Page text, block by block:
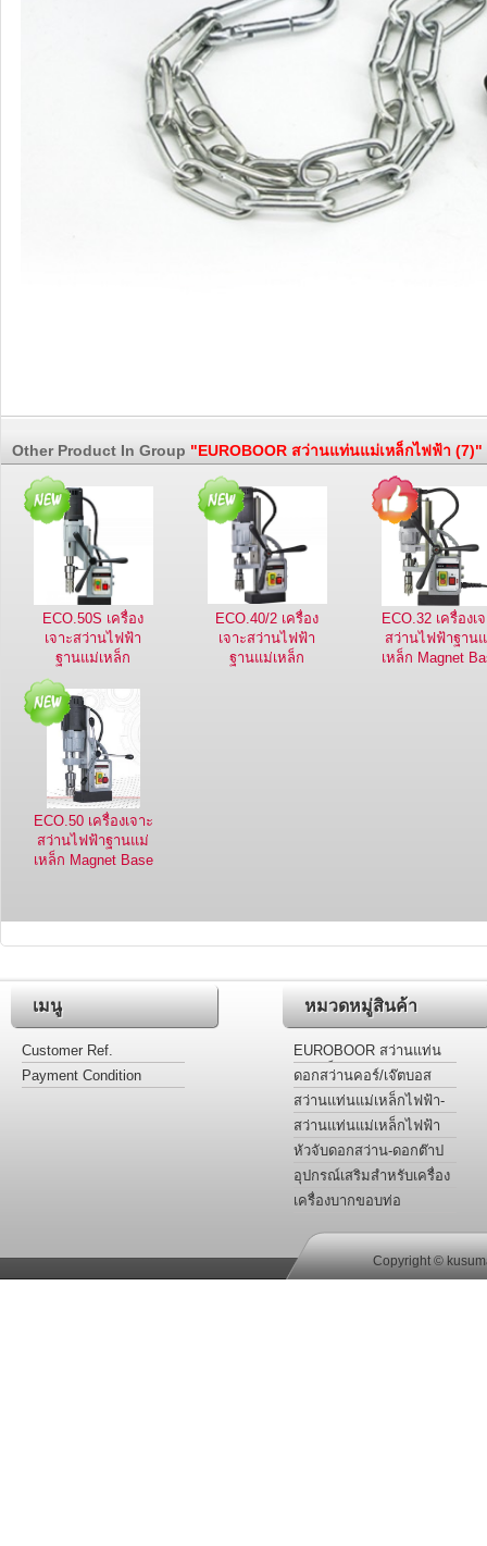
Other Product In Group "EUROBOOR สว่านแท่นแม่เหล็กไฟฟ้า (7)"
ECO.50S เครื่อง
เจาะสว่านไฟฟ้า
ฐานแม่เหล็ก
Magnet Base
Power Drilling
ECO.40/2 เครื่อง
เจาะสว่านไฟฟ้า
ฐานแม่เหล็ก
ECO.32 เครื่องเ
สว่านไฟฟ้าฐาน
เหล็ก Magnet
ECO.50 เครื่องเจาะ
สว่านไฟฟ้าฐานแม่
เหล็ก Magnet Base
เมนู
Customer Ref.
Payment Condition
หมวดหมู่สินค้า
EUROBOOR สว่านแท่น
แม่เหล็กไฟฟ้า
ดอกสว่านคอร์/เจ๊ตบอส
เจาะโลหะ รุ่นไฮสปีดและ
ฟันคาร์ไบด์
สว่านแท่นแม่เหล็กไฟฟ้า-
ต๊าปเกลียว-เคาน์เตอร์ซิงค์-
สว่านแท่นแม่เหล็กไฟฟ้า
สำหรับงานเฉพาะ
หัวจับดอกสว่าน-ดอกต๊าป
อะแด๊ปเตอร์ ข้อลด
อุปกรณ์เสริมสำหรับเครื่อง
เจาะสว่านไฟฟ้าฐานแม่
เครื่องบากขอบท่อ
Copyright ©